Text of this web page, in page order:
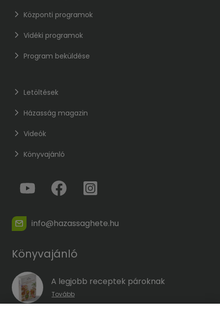
Központi programok
Vidéki programok
Program beküldése
Letöltések
Házasság magazin
Videók
Könyvajánló
info@hazassaghete.hu
Könyvajánló
A legjobb receptek pároknak
Tovább